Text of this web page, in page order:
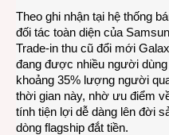
Theo ghi nhận tại hệ thống
đối tác toàn diện của
Trade-in thu cũ đổi mới
đang được nhiều người
khoảng 35% lượng người
thời gian này, nhờ ưu điểm
tính tiện lợi dễ dàng lên đời
dòng flagship đắt tiền.